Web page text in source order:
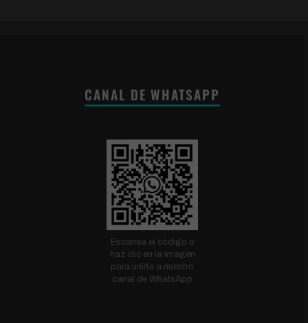
CANAL DE WHATSAPP
Escanea el código o
haz clic en la imagen
para unirte a nuestro
canal de WhatsApp